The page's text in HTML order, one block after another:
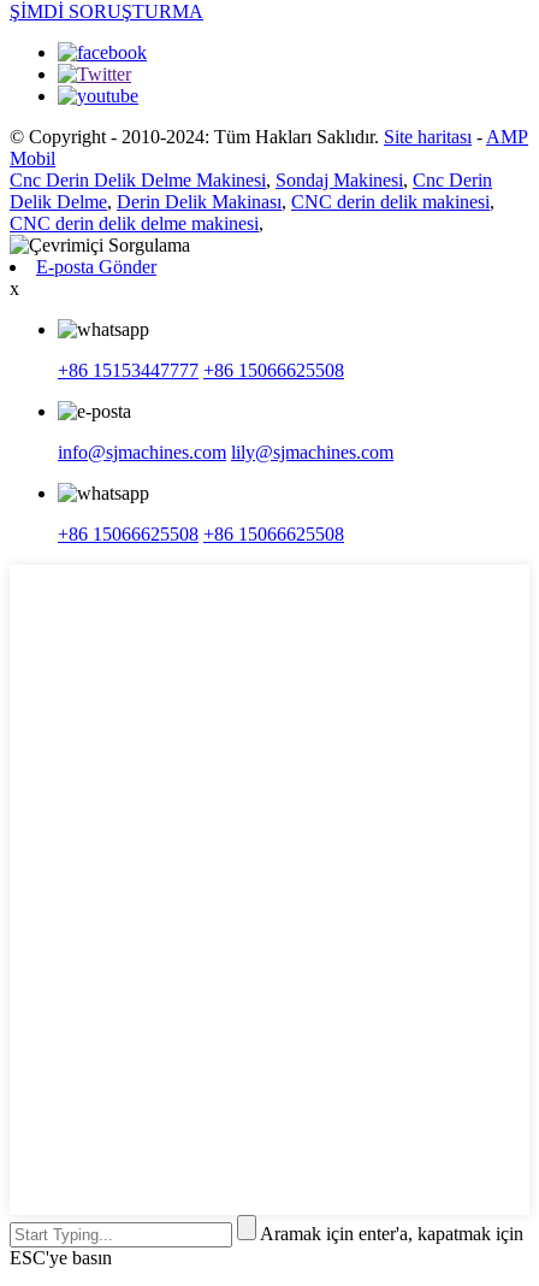
ŞİMDİ SORUŞTURMA
© Copyright - 2010-2024: Tüm Hakları Saklıdır. Site haritası - AMP
Mobil
Cnc Derin Delik Delme Makinesi, Sondaj Makinesi, Cnc Derin
Delik Delme, Derin Delik Makinası, CNC derin delik makinesi,
CNC derin delik delme makinesi,
E-posta Gönder
x
+86 15153447777 +86 15066625508
info@sjmachines.com lily@sjmachines.com
+86 15066625508 +86 15066625508
Aramak için enter'a, kapatmak için
ESC'ye basın